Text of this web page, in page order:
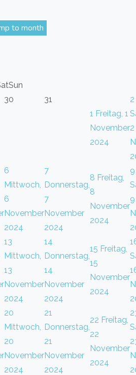
to month
Sun
30
31
1 Freitag, 1
November
2024
2
2
6
Mittwoch,
6
November
2024
7
Donnerstag,
7
November
2024
8 Freitag,
8
November
2024
9
9
13
Mittwoch,
13
November
2024
14
Donnerstag,
14
November
2024
15 Freitag,
15
November
2024
20
Mittwoch,
20
November
2024
21
Donnerstag,
21
November
2024
22 Freitag,
22
November
2024